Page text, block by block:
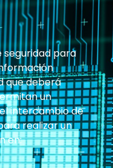
seguridad para
que deberá
un
intercambio de
realizar un
en: